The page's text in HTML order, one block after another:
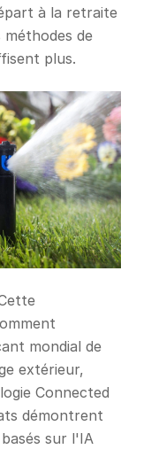
à la retraite
méthodes de
plus.
mondial de
extérieur,
Connected
démontrent
sur l'IA